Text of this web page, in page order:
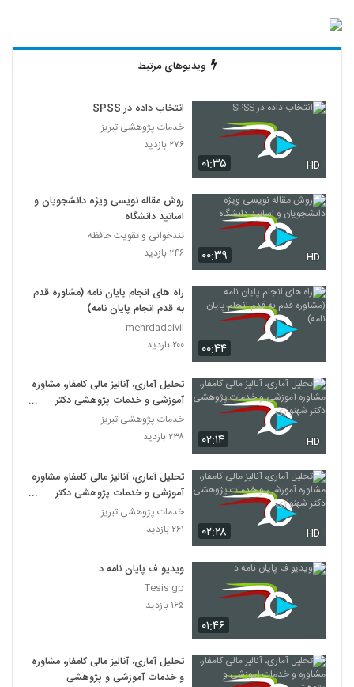
ویدیوهای مرتبط
۰۱:۳۵ HD
انتخاب داده در SPSS
خدمات پژوهشی تبریز
۲۷۶ بازدید
۰۰:۳۹ HD
روش مقاله نویسی ویژه دانشجویان و
اساتید دانشگاه
تندخوانی و تقویت حافظه
۲۴۶ بازدید
۰۰:۴۴
راه های انجام پایان نامه (مشاوره قدم
به قدم انجام پایان نامه)
mehrdadcivil
۲۰۰ بازدید
۰۲:۱۴ HD
تحلیل آماری، آنالیز مالی کامفار، مشاوره
آموزشی و خدمات پژوهشی دکتر
شهنوازی
خدمات پژوهشی تبریز
۲۳۸ بازدید
۰۲:۲۸ HD
تحلیل آماری، آنالیز مالی کامفار، مشاوره
آموزشی و خدمات پژوهشی دکتر
شهنوازی
خدمات پژوهشی تبریز
۲۶۱ بازدید
۰۱:۴۶
ویدیو ف پایان نامه د
Tesis gp
۱۶۵ بازدید
تحلیل آماری، آنالیز مالی کامفار، مشاوره
و خدمات آموزشی و پژوهشی